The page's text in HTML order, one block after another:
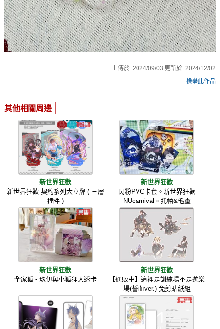
上傳於:2024/09/03 更新於:2024/12/02
檢舉此作品
其他相關周邊
新世界狂歡
新世界狂歡 契約系列大立牌 ( 三層
插件 )
新世界狂歡
閃粉PVC卡套。新世界狂歡
NUcarnival。托帕&毛靈
新世界狂歡
全家狐 - 玖伊與小狐狸大透卡
新世界狂歡
【通販中】這裡是訓練場不是遊樂
場(誓血ver.) 免剪貼紙組